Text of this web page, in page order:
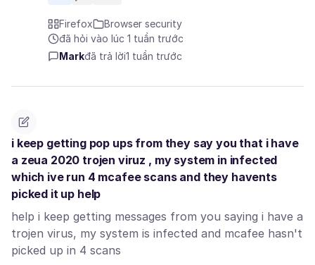
Firefox
Browser security
đã hỏi vào lúc 1 tuần trước
Markđã trả lời1 tuần trước
i keep getting pop ups from they say you that i have
a zeua 2020 trojen viruz , my system in infected
which ive run 4 mcafee scans and they havents
picked it up help
help i keep getting messages from you saying i have a
trojen virus, my system is infected and mcafee hasn't
picked up in 4 scans